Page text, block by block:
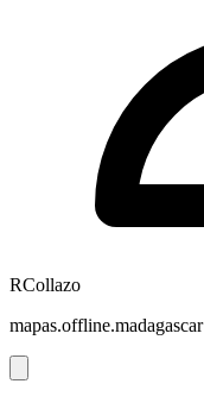
RCollazo
mapas.offline.madagascar